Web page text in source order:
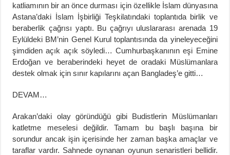
katliamının bir an önce durması için özellikle İslam dünyasına
Astana’daki İslam İşbirliği Teşkilatındaki toplantıda birlik ve
beraberlik çağrısı yaptı. Bu çağrıyı uluslararası arenada 19
Eylüldeki BM’nin Genel Kurul toplantısında da yineleyeceğini
şimdiden açık açık söyledi… Cumhurbaşkanının eşi Emine
Erdoğan ve beraberindeki heyet de oradaki Müslümanlara
destek olmak için sınır kapılarını açan Bangladeş’e gitti…
DEVAM…
Arakan’daki olay göründüğü gibi Budistlerin Müslümanları
katletme meselesi değildir. Tamam bu başlı başına bir
sorundur ancak işin içerisinde her zaman başka amaçlar ve
taraflar vardır. Sahnede oynanan oyunun senaristleri bellidir.